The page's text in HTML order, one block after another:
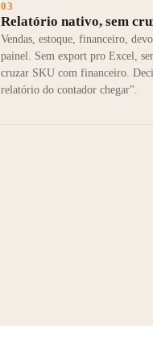
03
Relatório nativo, sem
Vendas, estoque, financeiro,
painel. Sem export pro Excel,
cruzar SKU com financeiro.
relatório do contador chegar".